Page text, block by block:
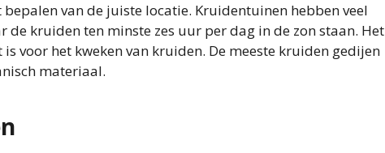
van de juiste locatie. Kruidentuinen hebben veel
de kruiden ten minste zes uur per dag in de zon staan. Het
voor het kweken van kruiden. De meeste kruiden gedijen
materiaal.